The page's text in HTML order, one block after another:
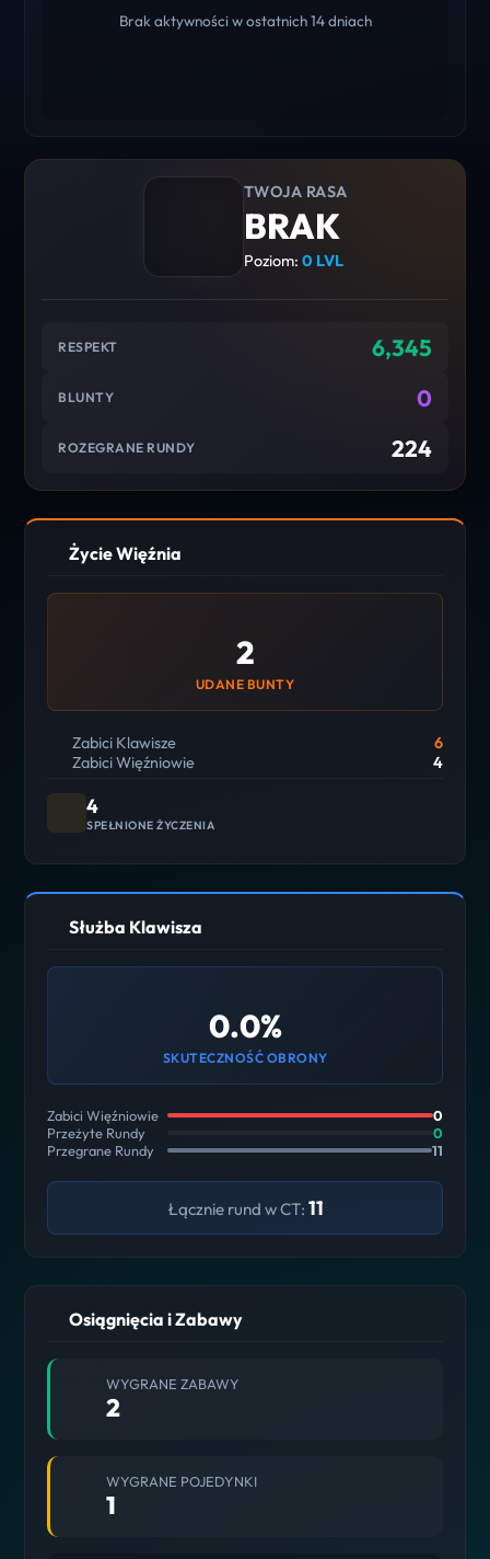
Brak aktywności w ostatnich 14 dniach
TWOJA RASA
BRAK
Poziom: 0 LVL
RESPEKT 6,345
BLUNTY 0
ROZEGRANE RUNDY 224
Życie Więźnia
2
UDANE BUNTY
Zabici Klawisze
6
Zabici Więźniowie
4
4
SPEŁNIONE ŻYCZENIA
Służba Klawisza
0.0%
SKUTECZNOŚĆ OBRONY
Zabici Więźniowie
0
Przeżyte Rundy
0
Przegrane Rundy
11
Łącznie rund w CT: 11
Osiągnięcia i Zabawy
WYGRANE ZABAWY
2
WYGRANE POJEDYNKI
1